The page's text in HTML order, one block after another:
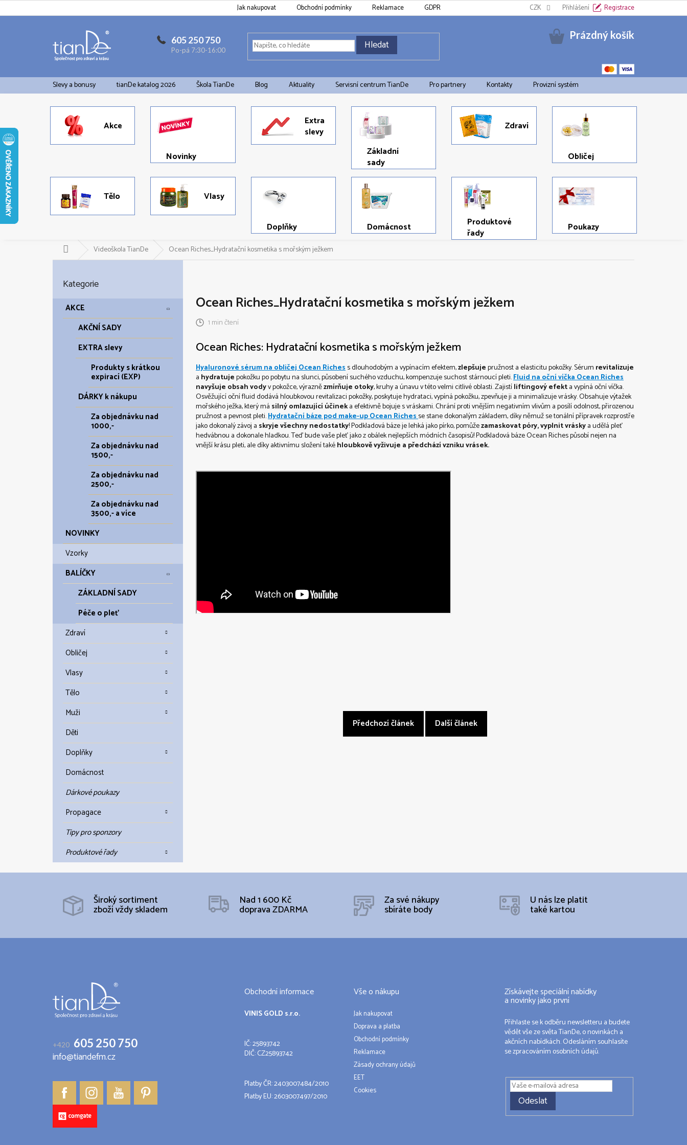
Přejít
na
Jak nakupovat Obchodní podmínky Reklamace GDPR Informační oznámení k EET Cookies Doprava a platba
CZK Přihlášení Registrace
605 250 750
Po-pá 7:30-16:00 Hledat
Nákupní
Prázdný košík
Slevy a bonusy tianDe katalog 2026 Škola TianDe Blog Aktuality Servisní centrum TianDe Pro partnery Kontakty Provizní systém
Akce
Novinky
Extra
slevy
Základní
sady
Zdraví
Obličej
Tělo Vlasy
Doplňky Domácnost
Produktové
řady
Poukazy
Videoškola TianDe Ocean Riches_Hydratační kosmetika s mořským ježkem
kategorie
Kategorie
AKCE
AKČNÍ SADY
EXTRA slevy
Produkty s krátkou
expirací (EXP)
DÁRKY k nákupu
Za objednávku nad
1000,-
Za objednávku nad
1500,-
Za objednávku nad
2500,-
Za objednávku nad
3500,- a více
NOVINKY
Vzorky
BALÍČKY
ZÁKLADNÍ SADY
Péče o pleť
Zdraví
Obličej
Vlasy
Tělo
Muži
Děti
Doplňky
Domácnost
Dárkové poukazy
Propagace
Tipy pro sponzory
Produktové řady
Ocean Riches_Hydratační kosmetika s mořským ježkem
1 min čtení
Ocean Riches: Hydratační kosmetika s mořským ježkem
Hyaluronové sérum na obličej Ocean Richess dlouhodobým a vypínacím efektem,zlepšujepružnost a elasticitu pokožky. Sérum revitalizuje
a hydratujepokožku po pobytu na slunci, působení suchého vzduchu, kompenzuje suchost stárnoucí pleti.Fluid na oční víčka Ocean Riches
navyšuje obsah vodyv pokožce, výraznězmírňuje otoky, kruhy a únavu v této velmi citlivé oblasti. Zajistíliftingový efekta vypíná oční víčka.
Osvěžující oční fluid dodává hloubkovou revitalizaci pokožky, poskytuje hydrataci, vypíná pokožku, zpevňuje ji a minimalizuje vrásky. Obsahuje výtažek
mořského ježka, který má silný omlazující účineka efektivně bojuje s vráskami. Chrání proti vnějším negativním vlivům a posílí odolnost, přirozenou
pružnost a pevnost pleti.Hydratační báze pod make-up Ocean Richesse stane dokonalým základem, díky němuž se tonální přípravek rozprostře
jako dokonalý závoj a skryje všechny nedostatky! Podkladová báze je lehká jako pírko, pomůžezamaskovat póry, vyplnit vráskya udělá pleť
hedvábnou a dokonale hladkou. Teď bude vaše pleť jako z obálek nejlepších módních časopisů! Podkladová báze Ocean Riches působí nejen na
vnější krásu pleti, ale díky aktivnímu složení takéhloubkově vyživuje a předchází vzniku vrásek.
Předchozí článek Další článek
Široký sortiment
zboží vždy skladem
Nad 1 600 Kč
doprava ZDARMA
Za své nákupy
sbíráte body
U nás lze platit
také kartou
Z
+420 605 250 750
info@tiandefm.cz
Obchodní informace
VINIS GOLD s.r.o.
IČ: 25893742
DIČ: CZ25893742
Platby ČR: 2403007484/2010
Platby EU: 2603007497/2010
Vše o nákupu
Jak nakupovat
Doprava a platba
Obchodní podmínky
Reklamace
Zásady ochrany údajů
EET
Cookies
Získávejte speciální nabídky
a novinky jako první
Přihlaste se k odběru newsletteru a budete
vědět vše ze světa TianDe, o novinkách a
akčních nabídkách. Odesláním souhlasíte
se zpracováním osobních údajů.
Odeslat